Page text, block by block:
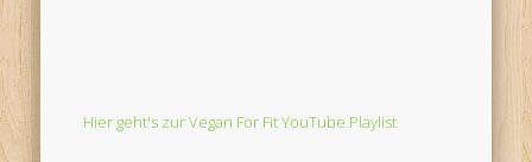
Hier geht's zur Vegan For Fit YouTube Playlist